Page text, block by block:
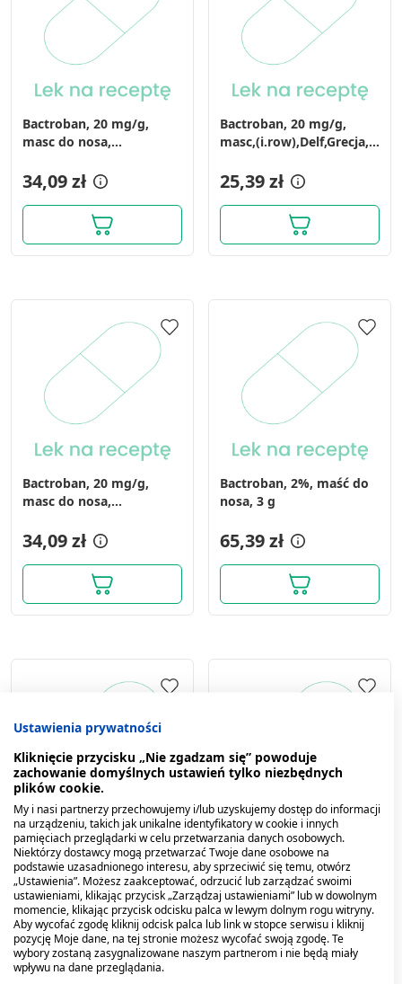
Bactroban, 20 mg/g,
masc do nosa,
34,09 zł
Bactroban, 20 mg/g,
masc,(i.row),Delf,Grecja,
25,39 zł
Bactroban, 20 mg/g,
masc do nosa,
34,09 zł
Bactroban, 2%, maść do
nosa, 3 g
65,39 zł
Bactroban, 20 mg/g,
masc do nosa,
(i.row),Delf,Grecja, 3g
33,79 zł
Bactroban, 20 mg/g,
masc do nosa,
(i.row),Delf,Hiszp, 3 g
33,69 zł
Ustawienia prywatności
Kliknięcie przycisku „Nie zgadzam się” powoduje
zachowanie domyślnych ustawień tylko niezbędnych
plików cookie.
My i nasi partnerzy przechowujemy i/lub uzyskujemy dostęp do informacji
na urządzeniu, takich jak unikalne identyfikatory w cookie i innych
pamięciach przeglądarki w celu przetwarzania danych osobowych.
Niektórzy dostawcy mogą przetwarzać Twoje dane osobowe na
podstawie uzasadnionego interesu, aby sprzeciwić się temu, otwórz
„Ustawienia”. Możesz zaakceptować, odrzucić lub zarządzać swoimi
ustawieniami, klikając przycisk „Zarządzaj ustawieniami” lub w dowolnym
momencie, klikając przycisk odcisku palca w lewym dolnym rogu witryny.
Aby wycofać zgodę kliknij odcisk palca lub link w stopce serwisu i kliknij
pozycję Moje dane, na tej stronie możesz wycofać swoją zgodę. Te
wybory zostaną zasygnalizowane naszym partnerom i nie będą miały
wpływu na dane przeglądania.